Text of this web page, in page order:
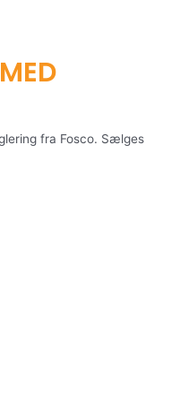
fra Fosco. Sælges